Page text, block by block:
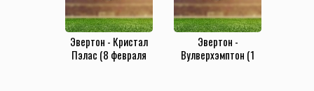
Эвертон - Кристал
Пэлас (8 февраля
Эвертон -
Вулверхэмптон (1